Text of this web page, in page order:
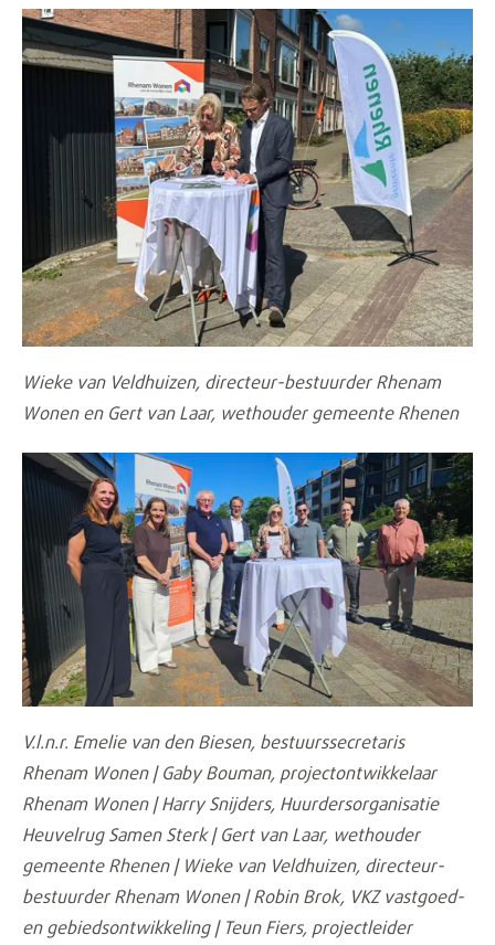
Wieke van Veldhuizen, directeur-bestuurder Rhenam
Wonen en Gert van Laar, wethouder gemeente Rhenen
V.l.n.r. Emelie van den Biesen, bestuurssecretaris
Rhenam Wonen | Gaby Bouman, projectontwikkelaar
Rhenam Wonen | Harry Snijders, Huurdersorganisatie
Heuvelrug Samen Sterk | Gert van Laar, wethouder
gemeente Rhenen | Wieke van Veldhuizen, directeur-
bestuurder Rhenam Wonen | Robin Brok, VKZ vastgoed-
en gebiedsontwikkeling | Teun Fiers, projectleider